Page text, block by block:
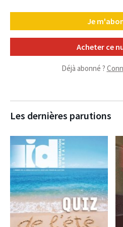
Je
Acheter ce
Déjà abonné ?
Les dernières parutions